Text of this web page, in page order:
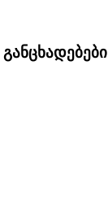
განცხადებები